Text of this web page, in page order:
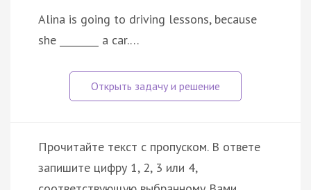
Alina is going to driving lessons, because
she ________ a car.…
Прочитайте текст с пропуском. В ответе
запишите цифру 1, 2, 3 или 4,